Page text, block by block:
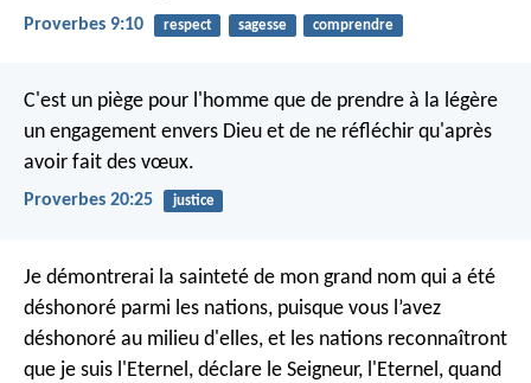
Proverbes 9:10 respect sagesse comprendre
C'est un piège pour l'homme que de prendre à la légère
un engagement envers Dieu et de ne réfléchir qu'après
avoir fait des vœux.
Proverbes 20:25 justice
Je démontrerai la sainteté de mon grand nom qui a été
déshonoré parmi les nations, puisque vous l’avez
déshonoré au milieu d'elles, et les nations reconnaîtront
que je suis l'Eternel, déclare le Seigneur, l'Eternel, quand